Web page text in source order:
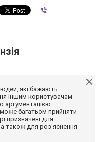
які бажають
іншим користувачам
аргументацією
багатьом прийняти
призначені для
також для роз'яснення